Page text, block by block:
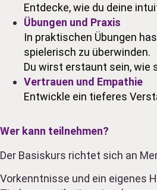
Entdecke, wie du deine
Übungen und Praxis
In praktischen Übungen
spielerisch zu überwinden.
Du wirst erstaunt sein, wie
Vertrauen und Empathie
Entwickle ein tieferes
Wer kann teilnehmen?
Der Basiskurs richtet sich an
Vorkenntnisse und ein eigenes